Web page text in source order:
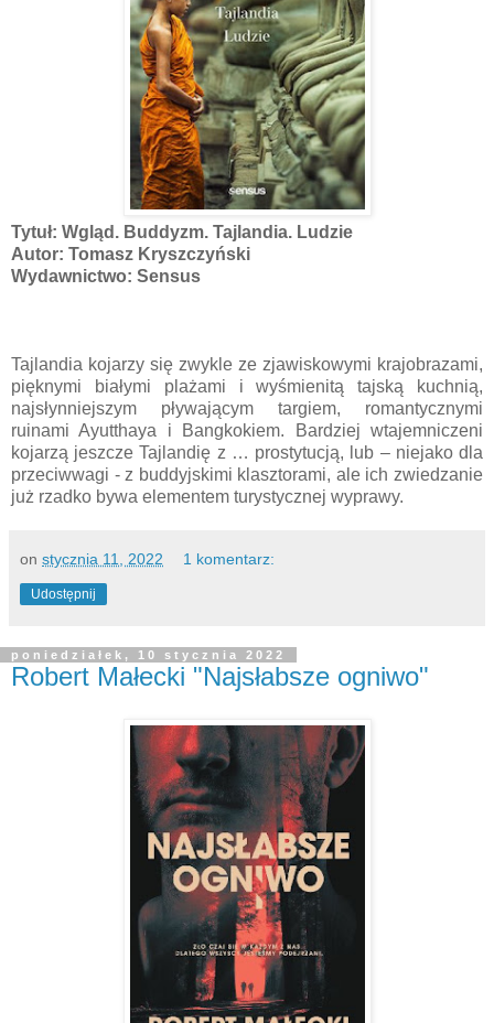
Tytuł: Wgląd. Buddyzm. Tajlandia. Ludzie
Autor: Tomasz Kryszczyński
Wydawnictwo: Sensus
Tajlandia kojarzy się zwykle ze zjawiskowymi krajobrazami,
pięknymi białymi plażami i wyśmienitą tajską kuchnią,
najsłynniejszym pływającym targiem, romantycznymi
ruinami Ayutthaya i Bangkokiem. Bardziej wtajemniczeni
kojarzą jeszcze Tajlandię z … prostytucją, lub – niejako dla
przeciwwagi - z buddyjskimi klasztorami, ale ich zwiedzanie
już rzadko bywa elementem turystycznej wyprawy.
on stycznia 11, 2022 1 komentarz:
Udostępnij
poniedziałek, 10 stycznia 2022
Robert Małecki "Najsłabsze ogniwo"